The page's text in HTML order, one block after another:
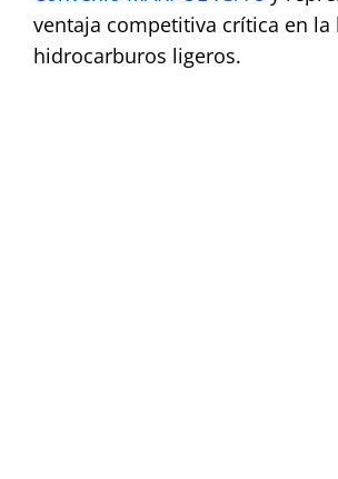
ventaja competitiva crítica en la
hidrocarburos ligeros.